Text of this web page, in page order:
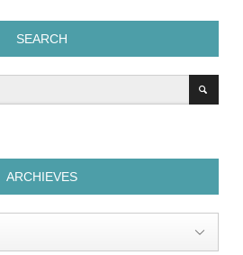
SEARCH
ARCHIEVES